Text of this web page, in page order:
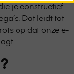
je constructief
Dat leidt tot
op dat onze e-